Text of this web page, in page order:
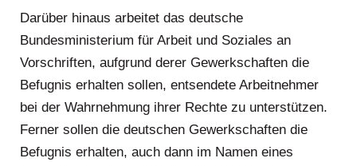
Darüber hinaus arbeitet das deutsche
Bundesministerium für Arbeit und Soziales an
Vorschriften, aufgrund derer Gewerkschaften die
Befugnis erhalten sollen, entsendete Arbeitnehmer
bei der Wahrnehmung ihrer Rechte zu unterstützen.
Ferner sollen die deutschen Gewerkschaften die
Befugnis erhalten, auch dann im Namen eines